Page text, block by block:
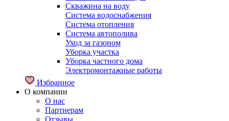
Скважина на воду
Система водоснабжения
Система отопления
Система автополива
Уход за газоном
Уборка участка
Уборка частного дома
Электромонтажные работы
Избранное
О компании
О нас
Партнерам
Отзывы